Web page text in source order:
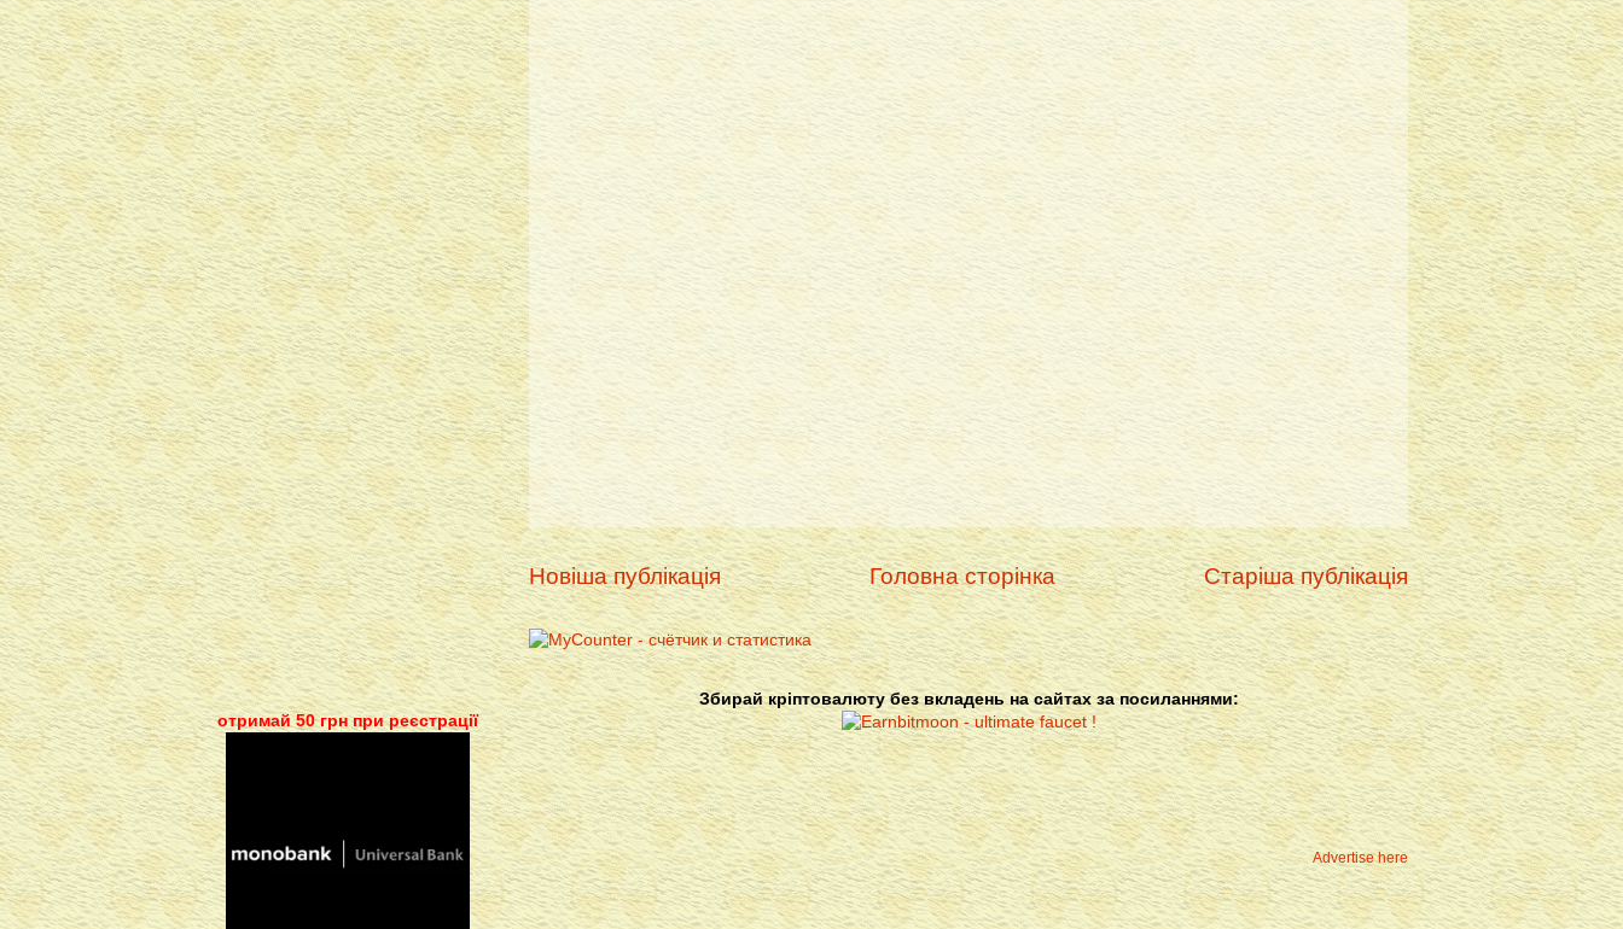
Новіша публікація Старіша публікація
Головна сторінка
Збирай кріптовалюту без вкладень на сайтах за посиланнями:
Advertise here
отримай 50 грн при реєстрації